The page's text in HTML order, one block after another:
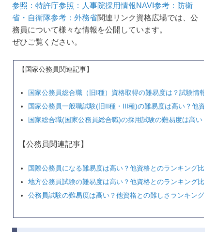
参照：特許庁参照：人事院採用情報NAVI 参考：防衛
省・自衛隊参考：外務省関連リンク資格広場では、公
務員について様々な情報を公開しています。
ぜひご覧ください。
【国家公務員関連記事】
国家公務員総合職（旧I種）資格取得の難易度は？試験情報・
国家公務員一般職試験(旧II種・III種)の難易度は高い？他資
国家総合職(国家公務員総合職)の採用試験の難易度は高い？
【公務員関連記事】
国際公務員になる難易度は高い？他資格とのランキング比較
地方公務員試験の難易度は高い？他資格とのランキング比較
公務員試験の難易度は高い？他資格との難しさランキング比